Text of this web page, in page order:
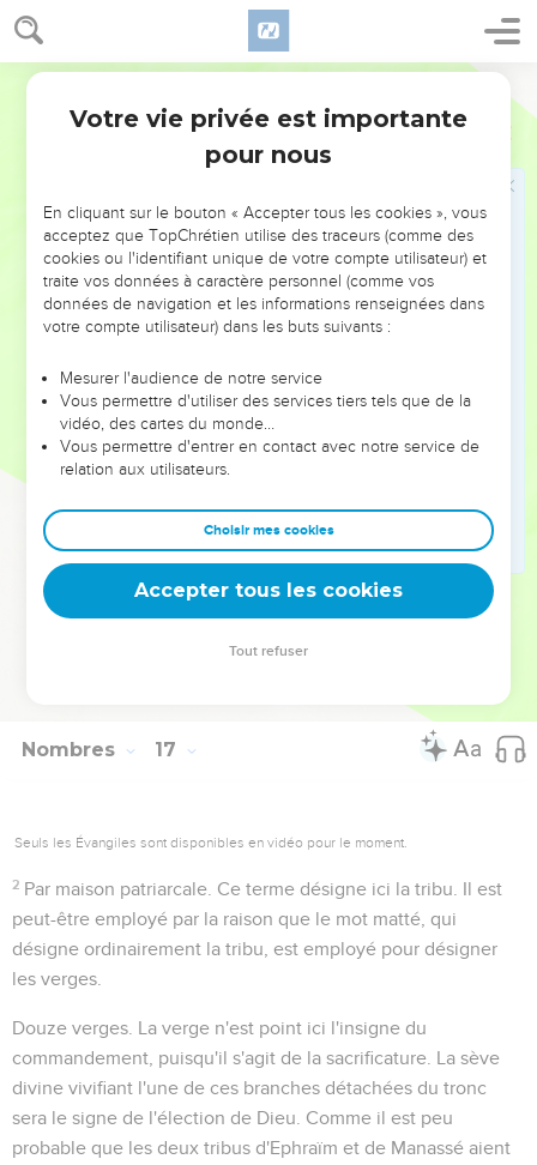
Nombres 16
comme médiateur voulu de Dieu entre lui et le peuple.
Bien loin de se séparer de l'assemblée (verset 45), Aaron va
se placer au milieu d'elle pour officier. Il y a ici double
dérogation aux rites ordinaires : l'encensement ne pouvait se
faire que sur l'autel d'or dans le sanctuaire, et le parfum
ses yeux qu'il doit son salut à l'homme contre lequel il s'est
élevé et à cet encensoir dont on a voulu le dépouiller.
La colére est sortie: la colère de Dieu personnifiée dans le
Entre les morts et les vivants. Il semble que la maladie ait
été une maladie contagieuse qui avait commencé d'un côté
du camp et s'avançait rapidement. Aaron l'arrête par
l'offrande du parfum en se plaçant au point qu'elle va
A cause de Koré. Le récit ne fait pas le compte des
individus composant les trois familles qui avaient péri.
Nombres 17
Seuls les Évangiles sont disponibles en vidéo pour le moment.
2 Par maison patriarcale . Ce terme désigne ici la tribu. Il est
peut-être employé par la raison que le mot matté , qui
désigne ordinairement la tribu, est employé pour désigner
les verges.
Douze verges . La verge n'est point ici l'insigne du
commandement, puisqu'il s'agit de la sacrificature. La sève
divine vivifiant l'une de ces branches détachées du tronc
sera le signe de l'élection de Dieu. Comme il est peu
probable que les deux tribus d'Ephraïm et de Manassé aient
Votre vie privée est importante
pour nous
En cliquant sur le bouton « Accepter tous les cookies », vous
acceptez que TopChrétien utilise des traceurs (comme des
cookies ou l'identifiant unique de votre compte utilisateur) et
traite vos données à caractère personnel (comme vos
données de navigation et les informations renseignées dans
votre compte utilisateur) dans les buts suivants :
Mesurer l'audience de notre service
Vous permettre d'utiliser des services tiers tels que de la
vidéo, des cartes du monde…
Vous permettre d'entrer en contact avec notre service de
relation aux utilisateurs.
Choisir mes cookies
Accepter tous les cookies
Tout refuser